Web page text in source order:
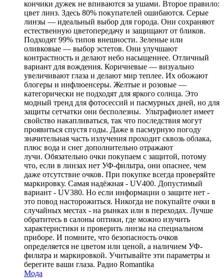
кончики дужек не впиваются за ушами. Второе правило:
цвет линз. Здесь 80% покупателей ошибаются. Серые
линзы — идеальный выбор для города. Они сохраняют
естественную цветопередачу и защищают от бликов.
Подходят 99% типов внешности. Зеленые или
оливковые — выбор эстетов. Они улучшают
контрастность и делают небо насыщеннее. Отличный
вариант для вождения. Коричневые — визуально
увеличивают глаза и делают мир теплее. Их обожают
блогеры и инфлюенсеры. Желтые и розовые —
категорически не подходят для яркого солнца. Это
модный тренд для фотосессий и пасмурных дней, но для
защиты сетчатки они бесполезны. Ультрафиолет имеет
свойство накапливаться, так что последствия могут
проявиться спустя годы. Даже в пасмурную погоду
значительная часть излучения проходит сквозь облака,
плюс вода и снег дополнительно отражают
лучи. Обязательно очки покупаем с защитой, потому
что, если в линзах нет УФ-фильтра, они опаснее, чем
даже отсутствие очков. При покупке всегда проверяйте
маркировку. Самая надёжная - UV400. Допустимый
вариант - UV380. Но если информации о защите нет -
это повод насторожиться. Никогда не покупайте очки в
случайных местах - на рынках или в переходах. Лучше
обратитесь в салоны оптики, где можно изучить
характеристики и проверить линзы на специальном
приборе. И помните, что безопасность очков
определяется не цветом или ценой, а наличием УФ-
фильтра и маркировкой. Учитывайте эти параметры и
берегите ваши глаза. Радио Romantika
Мода